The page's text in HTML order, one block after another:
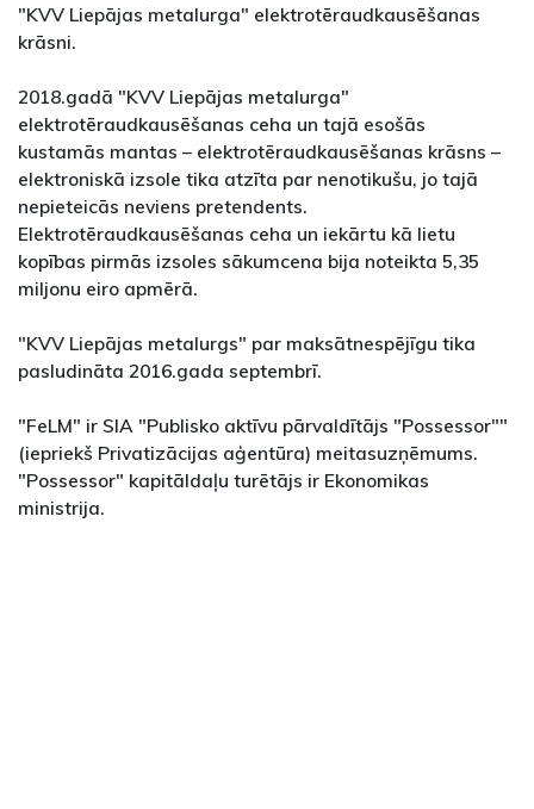
"KVV Liepājas metalurga" elektrotēraudkausēšanas
krāsni.
2018.gadā "KVV Liepājas metalurga"
elektrotēraudkausēšanas ceha un tajā esošās
kustamās mantas – elektrotēraudkausēšanas krāsns –
elektroniskā izsole tika atzīta par nenotikušu, jo tajā
nepieteicās neviens pretendents.
Elektrotēraudkausēšanas ceha un iekārtu kā lietu
kopības pirmās izsoles sākumcena bija noteikta 5,35
miljonu eiro apmērā.
"KVV Liepājas metalurgs" par maksātnespējīgu tika
pasludināta 2016.gada septembrī.
"FeLM" ir SIA "Publisko aktīvu pārvaldītājs "Possessor""
(iepriekš Privatizācijas aģentūra) meitasuzņēmums.
"Possessor" kapitāldaļu turētājs ir Ekonomikas
ministrija.